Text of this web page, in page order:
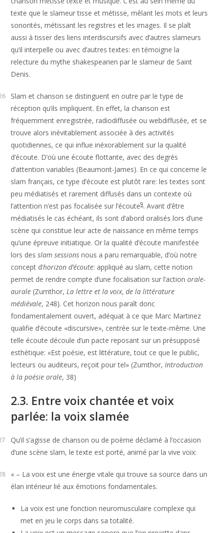
texte que le slameur tisse et métisse, mêlant les mots et leurs
sonorités, métissant les registres et les images. Il se plaît
aussi à tisser des liens interdiscursifs avec d’autres slameurs
qu’il interpelle ou avec d’autres textes: en témoigne la
relecture du mythe shakespearien par le slameur de Saint
Denis.
Slam et chanson se distinguent en outre par le type de
réception qu’ils impliquent. En effet, la chanson est
fréquemment enregistrée, radiodiffusée ou webdiffusée, et se
trouve alors inévitablement associée à des activités
quotidiennes, ce qui influe inéxorablement sur la qualité
d’écoute. D’où une écoute flottante, avec des degrés
d’attention variables (Beaumont-James). En ce qui concerne le
slam français, ce type d’écoute est plutôt rare: les textes sont
peu médiatisés et rarement diffusés dans un contexte où
l’attention n’est pas focalisée sur l’écoute9. Avant d’être
médiatisés le cas échéant, ils sont d’abord oralisés lors d’une
scène qui constitue leur acte de naissance en même temps
qu’une épreuve initiatique. Or la qualité d’écoute manifestée
lors desslam sessions nous a paru remarquable, d’où notre
concept d’horizon d’écoute: appliqué au slam, cette notion
permet de rendre compte d’une focalisation sur l’actionorale-
aurale (Zumthor,La lettre et la voix, de la littérature
médiévale, 248). Cet horizon nous paraît donc
fondamentalement ouvert, adéquat à ce que Marc Martinez
qualifie d’écoute «discursive», centrée sur le texte-même. Une
telle écoute découle d’un pacte reposant sur un présupposé
esthétique: «Est poésie, est littérature, tout ce que le public,
lecteurs ou auditeurs, reçoit pour tel» (Zumthor,Introduction
à la poésie orale, 38)
2.3. Entre voix chantée et voix
parlée: la voix slamée
Qu’il s’agisse de chanson ou de poème déclamé à l’occasion
d’une scène slam, le texte est porté, animé par la vive voix:
« – La voix est une énergie vitale qui trouve sa source dans un
élan intérieur lié aux émotions fondamentales.
La voix est une fonction neuromusculaire complexe qui
met en jeu le corps dans sa totalité.